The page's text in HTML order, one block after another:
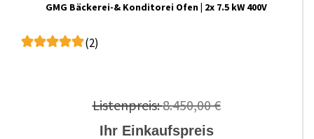
GMG Bäckerei-& Konditorei Ofen | 2x 7.5 kW 400V
(2)
Listenpreis:8.450,00 €
Ihr Einkaufspreis